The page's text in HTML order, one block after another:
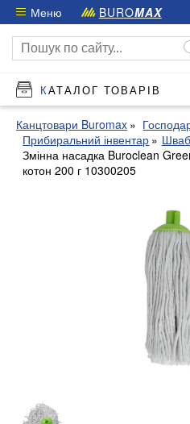
Меню BUROMAX
КАТАЛОГ ТОВАРІВ
Канцтовари Buromax
Прибиральний інвентар
Змінна насадка Buroclean
котон 200 г 10300205